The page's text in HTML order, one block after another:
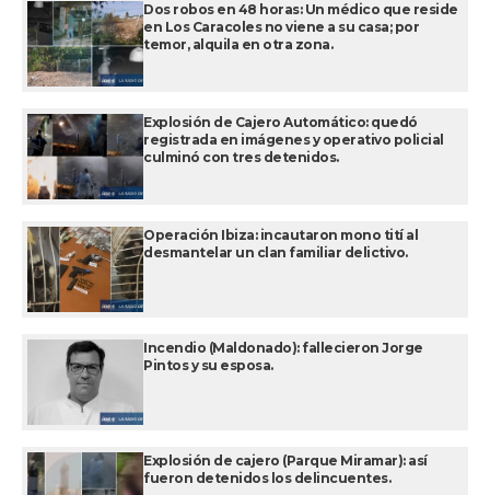
Dos robos en 48 horas: Un médico que reside
en Los Caracoles no viene a su casa; por
temor, alquila en otra zona.
Explosión de Cajero Automático: quedó
registrada en imágenes y operativo policial
culminó con tres detenidos.
Operación Ibiza: incautaron mono tití al
desmantelar un clan familiar delictivo.
Incendio (Maldonado): fallecieron Jorge
Pintos y su esposa.
Explosión de cajero (Parque Miramar): así
fueron detenidos los delincuentes.